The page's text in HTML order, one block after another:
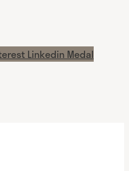
Linkedin Medal